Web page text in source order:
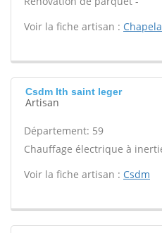
Voir la fiche artisan :
Csdm Ith saint leger
Artisan
Département: 59
Chauffage électrique à
Voir la fiche artisan : Csdm